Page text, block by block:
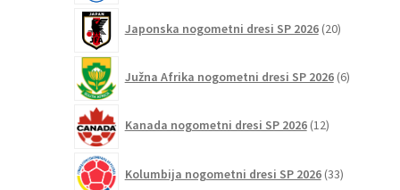
Japonska nogometni dresi SP 2026 20izdelkov
Južna Afrika nogometni dresi SP 2026 6izdelkov
Kanada nogometni dresi SP 2026 12izdelkov
Kolumbija nogometni dresi SP 2026 33izdelkov